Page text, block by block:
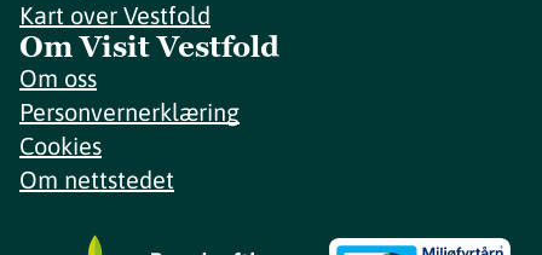
Kart over Vestfold
Om Visit Vestfold
Om oss
Personvernerklæring
Cookies
Om nettstedet